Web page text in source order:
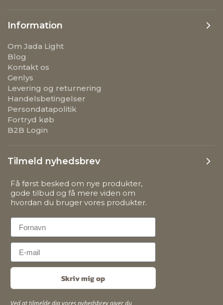
Information
Om Jada Light
Blog
Kontakt os
Genlys
Levering og returnering
Handelsbetingelser
Persondatapolitik
Fortryd køb
B2B Login
Tilmeld nyhedsbrev
Få først besked om nye produkter,
gode tilbud og få mere viden om
hvordan du bruger vores produkter.
First Name
Email
Skriv mig op